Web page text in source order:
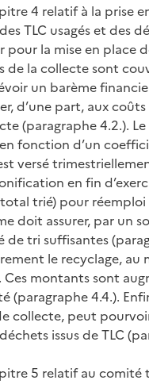
4 relatif à la prise
TLC usagés et des
pour la mise en place
de la collecte sont
un barème
d’une part, aux
(paragraphe 4.2.).
fonction d’un
versé
en fin
trié) pour réemploi
doit assurer, par un
de tri suffisantes
le recyclage, au
Ces montants sont
(paragraphe 4.4.).
collecte, peut
issus de TLC
5 relatif au comité